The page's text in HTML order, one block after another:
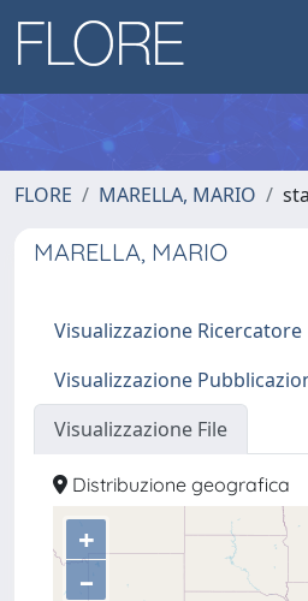
FLORE MARELLA, MARIO
MARELLA, MARIO
Visualizzazione Ricercatore
Visualizzazione
Visualizzazione File
Distribuzione geografica
+
–